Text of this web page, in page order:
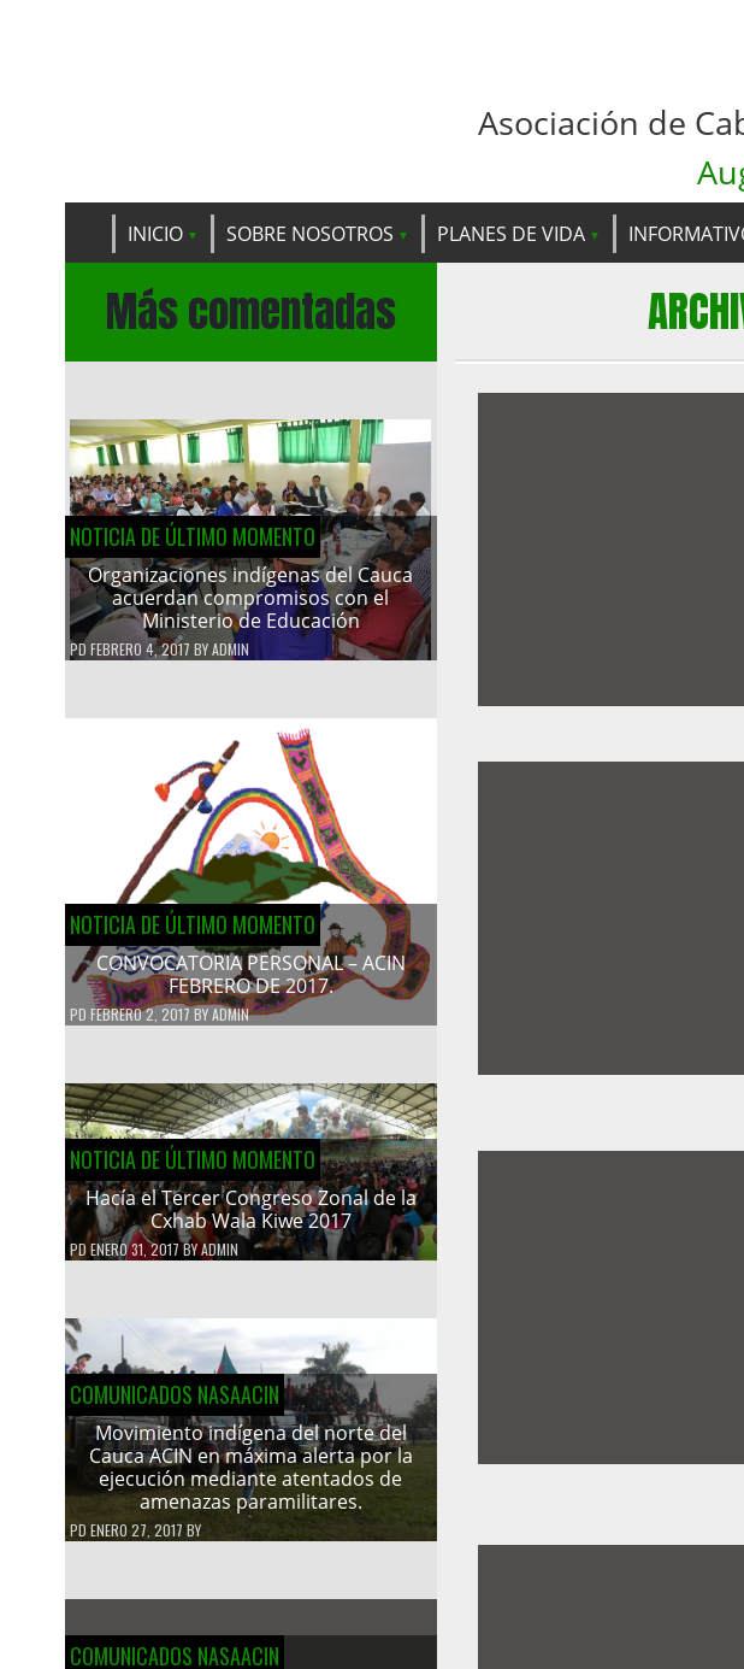
Asociación de
INICIO SOBRE NOSOTROS PLANES DE VIDA
Más comentadas
NOTICIA DE ÚLTIMO MOMENTO
Organizaciones indígenas del Cauca
acuerdan compromisos con el
Ministerio de Educación
PD FEBRERO 4, 2017 BYADMIN
NOTICIA DE ÚLTIMO MOMENTO
CONVOCATORIA PERSONAL – ACIN
FEBRERO DE 2017.
PD FEBRERO 2, 2017BYADMIN
NOTICIA DE ÚLTIMO MOMENTO
Hacía el Tercer Congreso Zonal de la
Cxhab Wala Kiwe 2017
PDENERO 31, 2017BYADMIN
COMUNICADOS NASAACIN
Movimiento indígena del norte del
Cauca ACIN en máxima alerta por la
ejecución mediante atentados de
amenazas paramilitares.
PD ENERO 27, 2017 BY
COMUNICADOS NASAACIN